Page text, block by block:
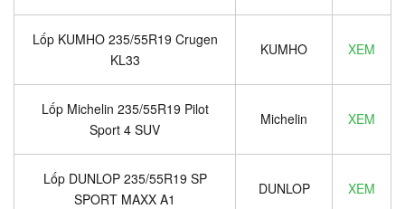
Lốp KUMHO 235/55R19 Crugen
KL33
KUMHO XEM
Lốp Michelin 235/55R19 Pilot
Sport 4 SUV
Michelin XEM
Lốp DUNLOP 235/55R19 SP
SPORT MAXX A1
DUNLOP XEM